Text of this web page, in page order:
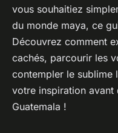
vous souhaitiez
du monde maya, ce
Découvrez comment
cachés, parcourir les
contempler le sublime
votre inspiration
Guatemala !